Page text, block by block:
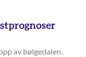
av bølgedalen.